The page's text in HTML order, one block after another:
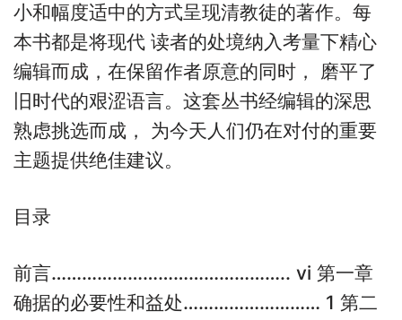
小和幅度适中的方式呈现清教徒的著作。每
本书都是将现代 读者的处境纳入考量下精心
编辑而成，在保留作者原意的同时， 磨平了
旧时代的艰涩语言。这套丛书经编辑的深思
熟虑挑选而成， 为今天人们仍在对付的重要
主题提供绝佳建议。
目录
前言……………………………………….. vi 第一章
确据的必要性和益处……………………… 1 第二